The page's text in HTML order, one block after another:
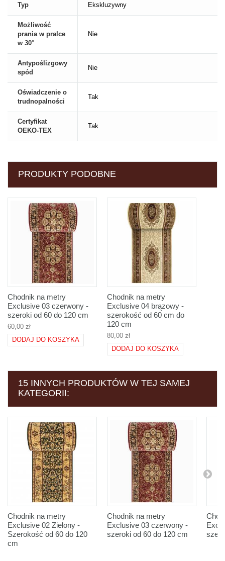
Typ Ekskluzywny
Możliwość
prania w pralce
w 30°
Nie
Antypoślizgowy
spód
Nie
Oświadczenie o
trudnopalności
Tak
Certyfikat
OEKO-TEX
Tak
PRODUKTY PODOBNE
Chodnik na metry
Exclusive 03 czerwony -
szeroki od 60 do 120 cm
60,00 zł
DODAJ DO KOSZYKA
Chodnik na metry
Exclusive 04 brązowy -
szerokość od 60 cm do
120 cm
80,00 zł
DODAJ DO KOSZYKA
15 INNYCH PRODUKTÓW W TEJ SAMEJ
KATEGORII:
Chodnik na metry
Exclusive 02 Zielony -
Szerokość od 60 do 120
cm
Chodnik na metry
Exclusive 03 czerwony -
szeroki od 60 do 120 cm